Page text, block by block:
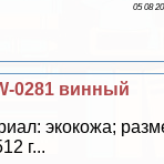
05 08
0281 винный
экокожа;
г...